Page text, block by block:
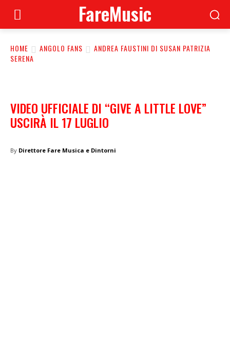
FareMusic
HOME ANGOLO FANS
ANDREA FAUSTINI DI SUSAN PATRIZIA
SERENA
VIDEO UFFICIALE DI “GIVE A LITTLE LOVE”
USCIRÀ IL 17 LUGLIO
By Direttore Fare Musica e Dintorni